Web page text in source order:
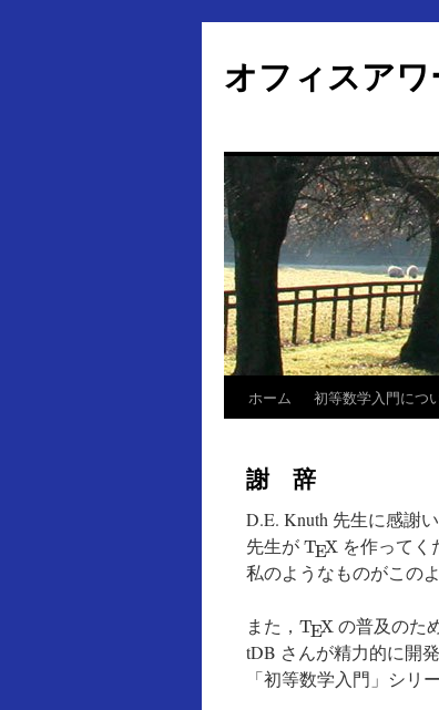
オフィスアワ
テ
ン
ス
ホーム 初等数学入門につ
謝 辞
D.E. Knuth 先生に感謝い
先生が TEX
TEX を作ってく
私のようなものがこの
また， TEX
TEX の普及のた
tDB さんが精力的に開
「初等数学入門」シリ